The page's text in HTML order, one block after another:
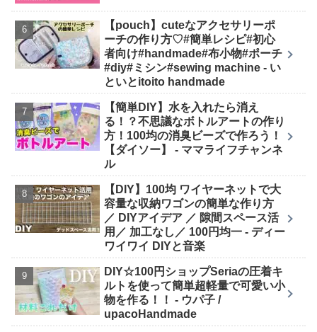
【pouch】cuteなアクセサリーポ
ーチの作り方♡#簡単レシピ#初心
者向け#handmade#布小物#ポーチ
#diy#ミシン#sewing machine - い
といとitoito handmade
【簡単DIY】水を入れたら消え
る！？不思議なボトルアートの作り
方！100均の消臭ビーズで作ろう！
【ダイソー】 - ママライフチャンネ
ル
【DIY】100均 ワイヤーネットで大
容量な収納ワゴンの簡単な作り方
／ DIYアイデア ／ 隙間スペース活
用／ 加工なし／ 100円均一 - ディー
ワイワイ DIYと音楽
DIY☆100円ショップSeriaの圧着キ
ルトを使って簡単超軽量で可愛い小
物を作る！！ - ウパ子 /
upacoHandmade